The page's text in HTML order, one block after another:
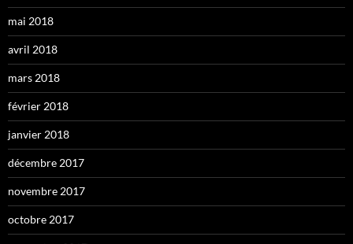
mai 2018
avril 2018
mars 2018
février 2018
janvier 2018
décembre 2017
novembre 2017
octobre 2017